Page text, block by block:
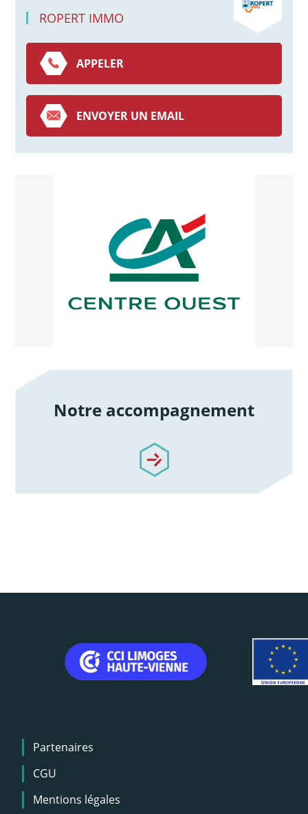
ROPERT IMMO
APPELER
ENVOYER UN EMAIL
Notre accompagnement
/notre-accompagnement
Menu
Pied
de
page
Partenaires
CGU
Mentions légales